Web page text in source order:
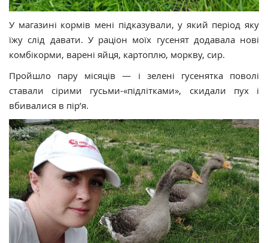
У магазині кормів мені підказували, у який період яку
їжу слід давати. У раціон моїх гусенят додавала нові
комбікорми, варені яйця, картоплю, моркву, сир.
Пройшло пару місяців — і зелені гусенятка поволі
ставали сірими гусьми-«підлітками», скидали пух і
вбивалися в пір’я.